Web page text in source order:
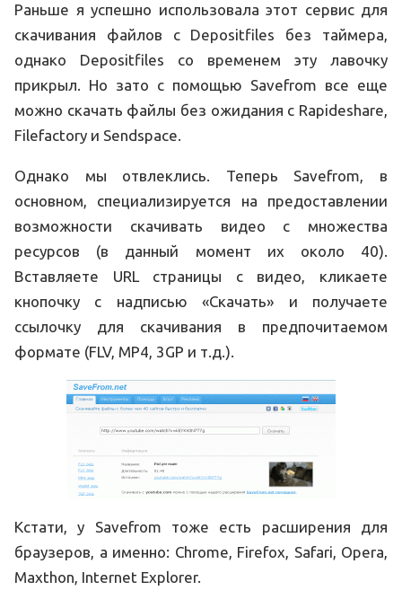
Раньше я успешно использовала этот сервис для
скачивания файлов с Depositfiles без таймера,
однако Depositfiles со временем эту лавочку
прикрыл. Но зато с помощью Savefrom все еще
можно скачать файлы без ожидания с Rapideshare,
Filefactory и Sendspace.
Однако мы отвлеклись. Теперь Savefrom, в
основном, специализируется на предоставлении
возможности скачивать видео с множества
ресурсов (в данный момент их около 40).
Вставляете URL страницы с видео, кликаете
кнопочку с надписью «Скачать» и получаете
ссылочку для скачивания в предпочитаемом
формате (FLV, MP4, 3GP и т.д.).
Кстати, у Savefrom тоже есть расширения для
браузеров, а именно: Chrome, Firefox, Safari, Opera,
Maxthon, Internet Explorer.